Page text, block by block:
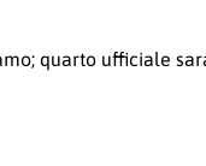
quarto ufficiale